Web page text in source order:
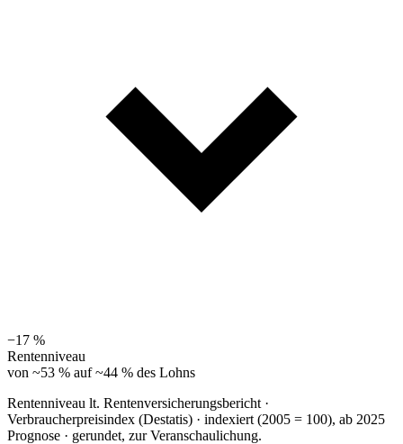
−17 %
Rentenniveau
von ~53 % auf ~44 % des Lohns
Rentenniveau lt. Rentenversicherungsbericht ·
Verbraucherpreisindex (Destatis) · indexiert (2005 = 100), ab 2025
Prognose · gerundet, zur Veranschaulichung.